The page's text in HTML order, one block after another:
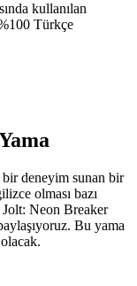
kullanılan
Türkçe
deneyim sunan bir
olması bazı
Neon Breaker
Bu yama